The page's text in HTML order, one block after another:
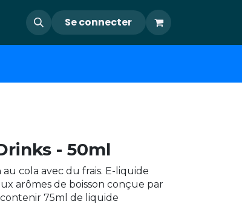
Se connecter
- 50ml
cola avec du frais. E-liquide
arômes de boisson conçue par
75ml de liquide